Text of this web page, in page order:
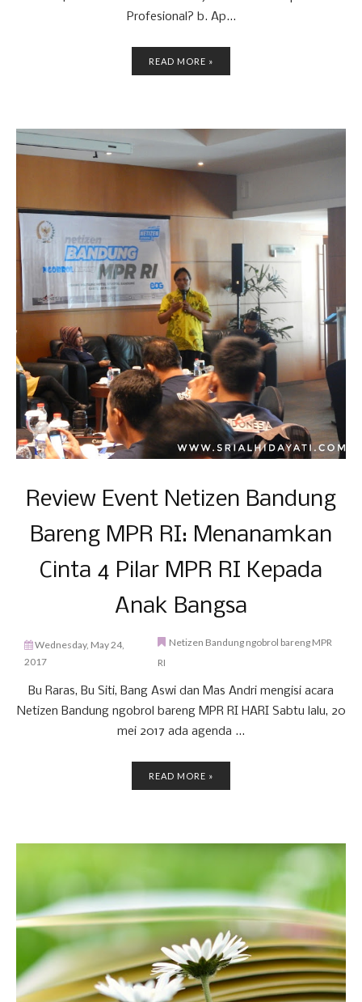
Profesional? b. Ap...
READ MORE »
Review Event Netizen Bandung
Bareng MPR RI: Menanamkan
Cinta 4 Pilar MPR RI Kepada
Anak Bangsa
Wednesday, May 24,
2017
Netizen Bandung ngobrol bareng MPR
RI
Bu Raras, Bu Siti, Bang Aswi dan Mas Andri mengisi acara
Netizen Bandung ngobrol bareng MPR RI HARI Sabtu lalu, 20
mei 2017 ada agenda ...
READ MORE »